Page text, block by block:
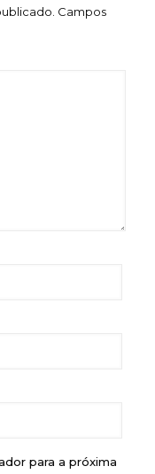
Campos
para a próxima